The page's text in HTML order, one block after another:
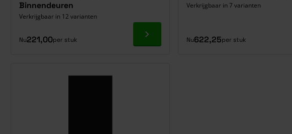
Binnendeuren
Verkrijgbaar in 12 varianten
Nu221,00per stuk Ga naar product
Verkrijgbaar in 7 varianten
Nu622,25per stuk